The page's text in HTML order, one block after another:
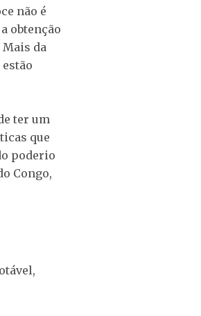
não é
obtenção
Mais da
ter um
que
poderio
Congo,